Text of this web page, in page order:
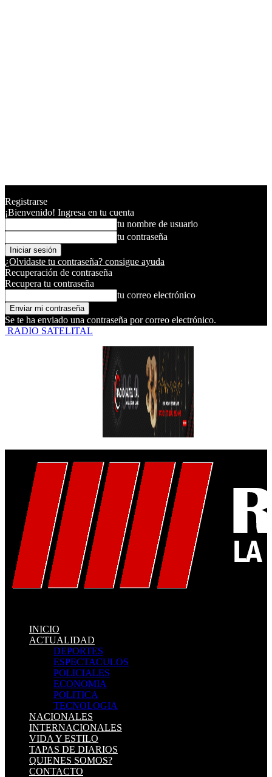
Registrarse
¡Bienvenido! Ingresa en tu cuenta
tu nombre de usuario
tu contraseña
¿Olvidaste tu contraseña? consigue ayuda
Recuperación de contraseña
Recupera tu contraseña
tu correo electrónico
Se te ha enviado una contraseña por correo electrónico.
RADIO SATELITAL
INICIO
ACTUALIDAD
DEPORTES
ESPECTACULOS
POLICIALES
ECONOMIA
POLITICA
TECNOLOGIA
NACIONALES
INTERNACIONALES
VIDA Y ESTILO
TAPAS DE DIARIOS
QUIENES SOMOS?
CONTACTO